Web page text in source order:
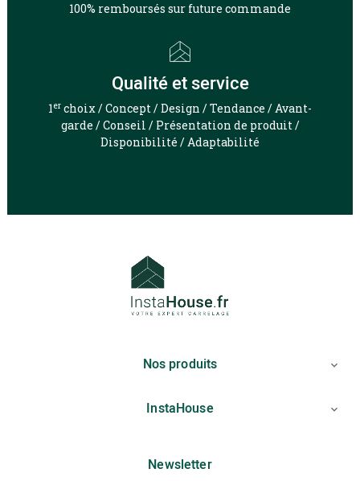
100% remboursés sur future commande
Qualité et service
1er choix / Concept / Design / Tendance / Avant-
garde / Conseil / Présentation de produit /
Disponibilité / Adaptabilité
Nos produits 
InstaHouse 
Newsletter